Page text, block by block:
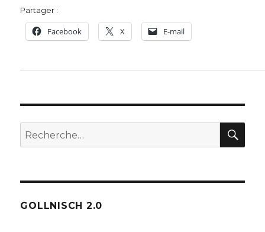
Partager :
Facebook X E-mail
Recherche
pour :
GOLLNISCH 2.0